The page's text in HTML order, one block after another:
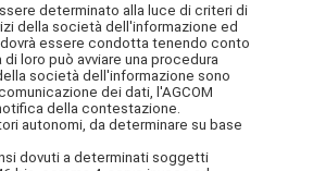
determinato alla luce di criteri di
della società dell'informazione ed
essere condotta tenendo conto
loro può avviare una procedura
società dell'informazione sono
dei dati, l'AGCOM
della contestazione.
autonomi, da determinare su base
dovuti a determinati soggetti